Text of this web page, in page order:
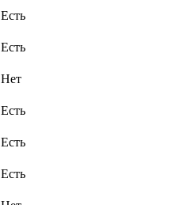
Есть
Есть
Нет
Есть
Есть
Есть